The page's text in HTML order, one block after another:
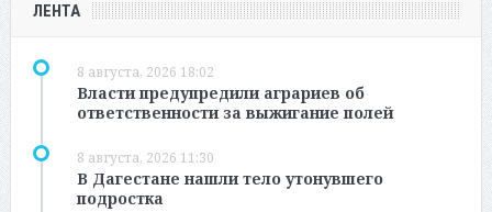
ЛЕНТА
8 августа, 2026 18:02
Власти предупредили аграриев об
ответственности за выжигание полей
8 августа, 2026 11:30
В Дагестане нашли тело утонувшего
подростка